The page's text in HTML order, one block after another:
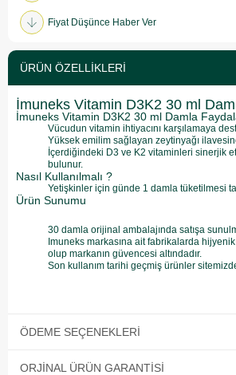
Fiyat Düşünce Haber Ver
ÜRÜN ÖZELLIKLERI
İmuneks Vitamin D3K2 30 ml
İmuneks Vitamin D3K2 30 ml Damla
Vücudun vitamin ihtiyacını karşılamaya
Yüksek emilim sağlayan zeytinyağı
İçerdiğindeki D3 ve K2 vitaminleri sinerjik
bulunur.
Nasıl Kullanılmalı ?
Yetişkinler için günde 1 damla tüketilmesi
Ürün Sunumu
30 damla orijinal ambalajında satışa
Imuneks markasına ait fabrikalarda
olup markanın güvencesi altındadır.
Son kullanım tarihi geçmiş ürünler
ÖDEME SEÇENEKLERI
ORJINAL ÜRÜN GARANTISI